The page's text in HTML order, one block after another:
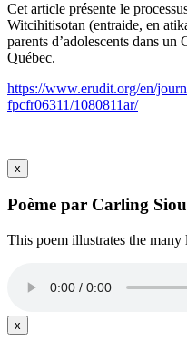
Cet article présente le
Witcihitisotan (entraide, en
parents d’adolescents dans un
Québec.
https://www.erudit.org/en/
fpcfr06311/1080811ar/
x
Poème par Carling
This poem illustrates the
x